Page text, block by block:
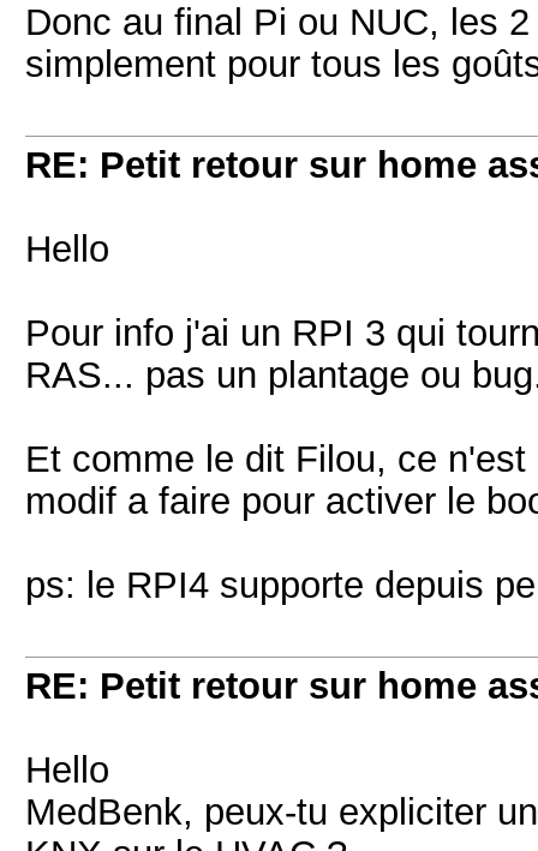
Donc au final Pi ou NUC, les
simplement pour tous les
RE: Petit retour sur home
Hello
Pour info j'ai un RPI 3 qui
RAS... pas un plantage ou
Et comme le dit Filou, ce
modif a faire pour activer le
ps: le RPI4 supporte depuis
RE: Petit retour sur home
Hello
MedBenk, peux-tu expliciter